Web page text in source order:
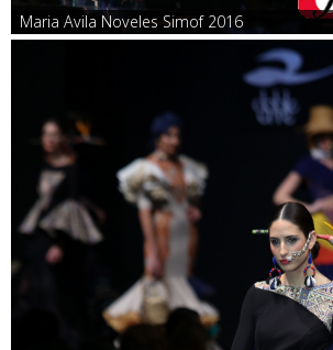
Maria Avila Noveles Simof 2016